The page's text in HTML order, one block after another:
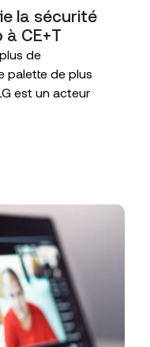
la sécurité
CE+T
de
palette de plus
est un acteur